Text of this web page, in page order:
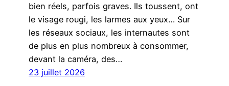
bien réels, parfois graves. Ils toussent, ont
le visage rougi, les larmes aux yeux… Sur
les réseaux sociaux, les internautes sont
de plus en plus nombreux à consommer,
devant la caméra, des…
23 juillet 2026